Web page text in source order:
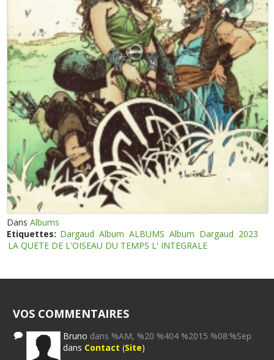
DansAlbums
Etiquettes: Dargaud Album ALBUMS Album Dargaud 2023
LA QUETE DE L'OISEAU DU TEMPS L' INTEGRALE
VOS COMMENTAIRES
Bruno dans %AM, %20 %404 %2015 %08:%Sep
dans Contact (Site)